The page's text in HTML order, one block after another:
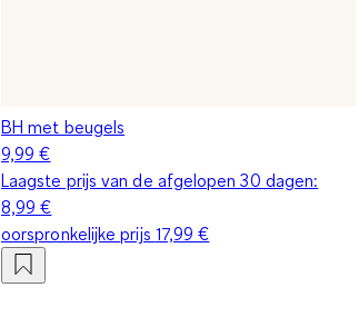
BH met beugels
9,99 €
Laagste prijs van de afgelopen 30 dagen:
8,99 €
oorspronkelijke prijs 17,99 €